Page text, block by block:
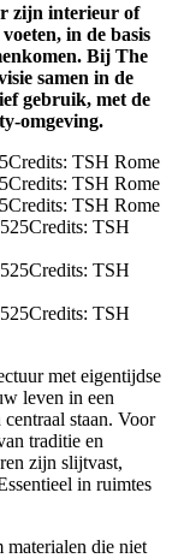
zijn interieur of
in de basis
Bij The
samen in de
gebruik, met de
omgeving.
Credits: TSH Rome
Credits: TSH Rome
Credits: TSH Rome
Credits: TSH
Credits: TSH
Credits: TSH
met eigentijdse
leven in een
staan. Voor
traditie en
zijn slijtvast,
in ruimtes
die niet